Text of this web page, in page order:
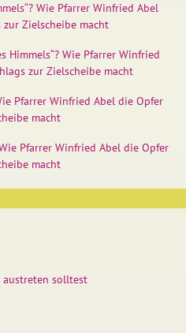
Wie Pfarrer Winfried Abel
Zielscheibe macht
Himmels“? Wie Pfarrer Winfried
zur Zielscheibe macht
Pfarrer Winfried Abel die Opfer
macht
Pfarrer Winfried Abel die Opfer
macht
solltest